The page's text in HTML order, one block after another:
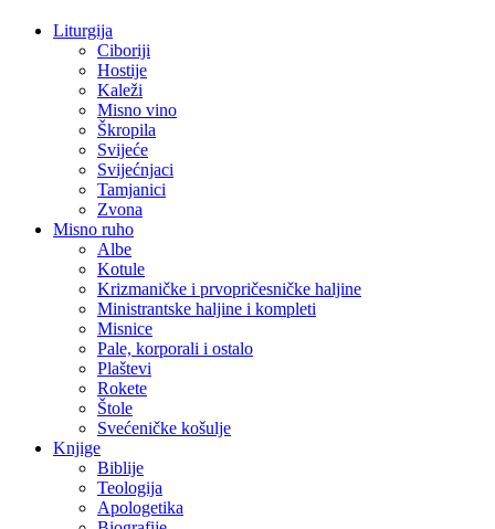
Liturgija
Ciboriji
Hostije
Kaleži
Misno vino
Škropila
Svijeće
Svijećnjaci
Tamjanici
Zvona
Misno ruho
Albe
Kotule
Krizmaničke i prvopričesničke haljine
Ministrantske haljine i kompleti
Misnice
Pale, korporali i ostalo
Plaštevi
Rokete
Štole
Svećeničke košulje
Knjige
Biblije
Teologija
Apologetika